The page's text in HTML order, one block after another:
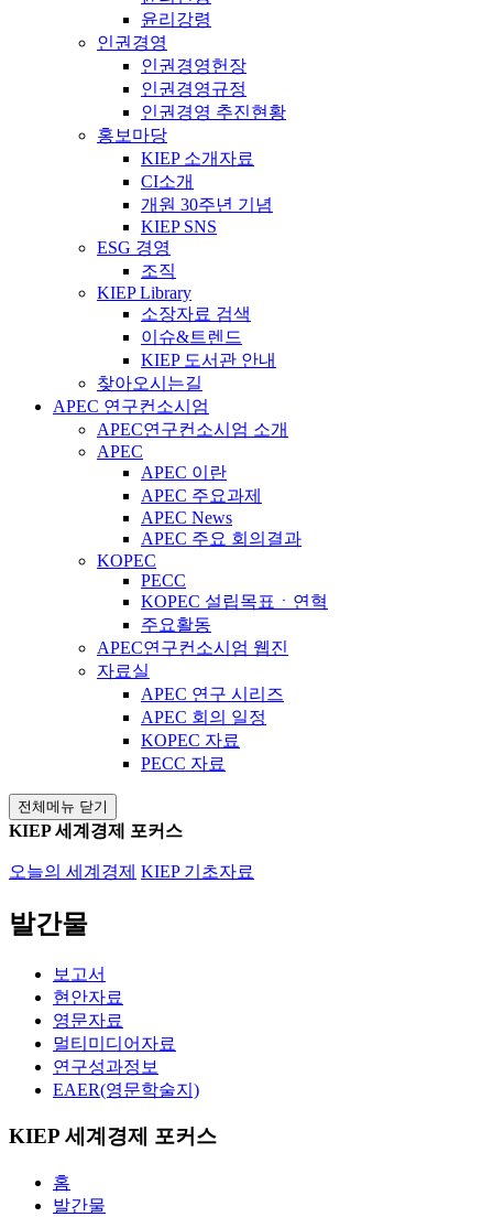
윤리강령
인권경영
인권경영헌장
인권경영규정
인권경영 추진현황
홍보마당
KIEP 소개자료
CI소개
개원 30주년 기념
KIEP SNS
ESG 경영
조직
KIEP Library
소장자료 검색
이슈&트렌드
KIEP 도서관 안내
찾아오시는길
APEC 연구컨소시엄
APEC연구컨소시엄 소개
APEC
APEC 이란
APEC 주요과제
APEC News
APEC 주요 회의결과
KOPEC
PECC
KOPEC 설립목표ㆍ연혁
주요활동
APEC연구컨소시엄 웹진
자료실
APEC 연구 시리즈
APEC 회의 일정
KOPEC 자료
PECC 자료
전체메뉴 닫기
KIEP 세계경제 포커스
오늘의 세계경제 KIEP 기초자료
발간물
보고서
현안자료
영문자료
멀티미디어자료
연구성과정보
EAER(영문학술지)
KIEP 세계경제 포커스
홈
발간물